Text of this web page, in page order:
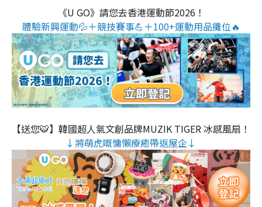
《U GO》請您去香港運動節2026！
體驗新興運動💦＋競技賽事💪＋100+運動用品攤位🔥
【送您🐯】韓國超人氣文創品牌MUZIK TIGER 冰感風扇！
↓將萌虎嘅慵懶療癒帶返屋企↓